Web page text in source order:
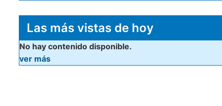
Las más vistas de hoy
No hay contenido disponible.
ver más